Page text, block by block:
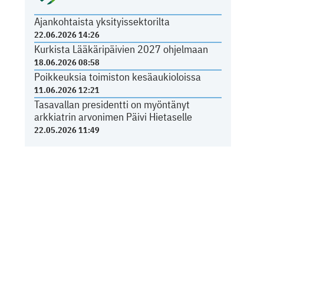
Ajankohtaista yksityissektorilta
22.06.2026 14:26
Kurkista Lääkäripäivien 2027 ohjelmaan
18.06.2026 08:58
Poikkeuksia toimiston kesäaukioloissa
11.06.2026 12:21
Tasavallan presidentti on myöntänyt
arkkiatrin arvonimen Päivi Hietaselle
22.05.2026 11:49